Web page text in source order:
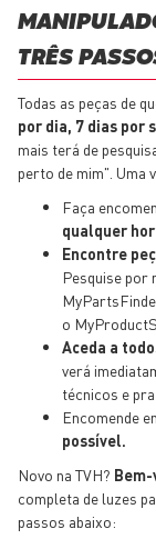
TRÊS
Todas as peças de
por dia, 7 dias por
mais terá de
perto de mim". Uma
Faça
qualquer
Encontre
Pesquise por
o
Aceda a
verá
técnicos e
Encomende
possível.
Novo na TVH?
completa de luzes
passos abaixo: